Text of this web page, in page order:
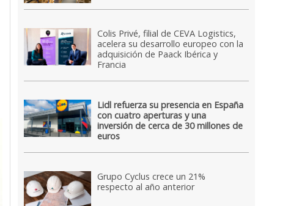
Colis Privé, filial de CEVA Logistics,
acelera su desarrollo europeo con la
adquisición de Paack Ibérica y
Francia
Lidl refuerza su presencia en España
con cuatro aperturas y una
inversión de cerca de 30 millones de
euros
Grupo Cyclus crece un 21%
respecto al año anterior